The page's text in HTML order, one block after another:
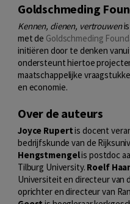
Goldschmeding
Kennen, dienen, vertrouwenis
met de Goldschmeding
initiëren door te denken
ondersteunt hiertoe
maatschappelijke
en economie.
Over de auteurs
Joyce Rupertis docent
bedrijfskunde van de
Hengstmengelis postdoc
Tilburg University. Roelf
Universiteit en directeur van
oprichter en directeur van